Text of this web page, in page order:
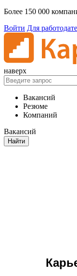
Более 150 000
Войти Для
наверх
Вакансий
Резюме
Компаний
Вакансий
Найти